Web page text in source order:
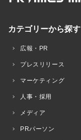
カテゴリーから探す
広報・PR
プレスリリース
マーケティング
人事・採用
メディア
PRパーソン